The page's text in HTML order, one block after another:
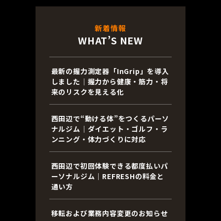
新着情報
WHAT’S NEW
最新の握力測定器「InGrip」を導入
しました｜握力から健康・筋力・将
来のリスクを見える化
西田辺で“動ける体”をつくるパーソ
ナルジム｜ダイエット・ゴルフ・ラ
ンニング・体力づくりに対応
西田辺で初回体験できる都度払いパ
ーソナルジム｜REFRESHの料金と
通い方
移転および業務内容変更のお知らせ